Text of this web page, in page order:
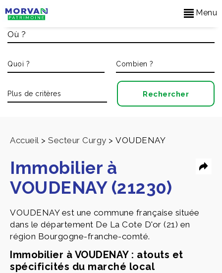
Menu
Accueil > Secteur Curgy > VOUDENAY
Immobilier à
VOUDENAY (21230)
VOUDENAY est une commune française située
dans le département De La Cote D'or (21) en
région Bourgogne-franche-comté.
Immobilier à VOUDENAY : atouts et
spécificités du marché local